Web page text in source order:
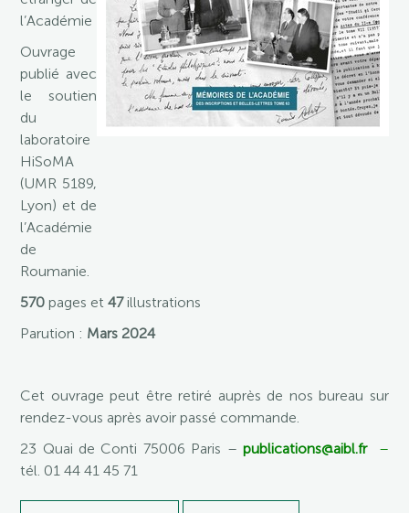
l’Académie
Ouvrage
publié avec
le soutien
du
laboratoire
HiSoMA
(UMR 5189,
Lyon) et de
l’Académie
de
Roumanie.
570 pages et47illustrations
Parution : Mars 2024
Cet ouvrage peut être retiré auprès de nos bureau sur
rendez-vous après avoir passé commande.
23 Quai de Conti 75006 Paris – publications@aibl.fr–
tél. 01 44 41 45 71